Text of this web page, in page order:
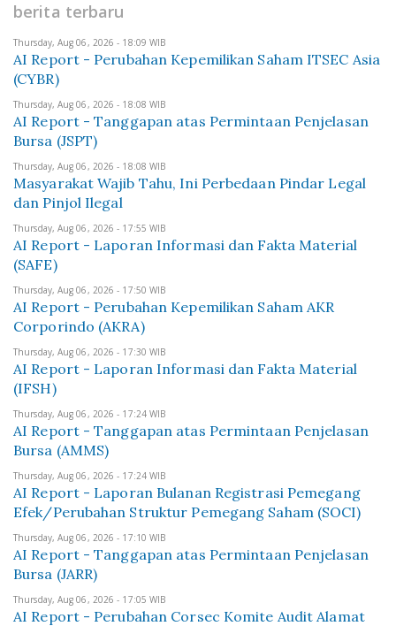
berita terbaru
Thursday, Aug 06, 2026 - 18:09 WIB
AI Report - Perubahan Kepemilikan Saham ITSEC Asia
(CYBR)
Thursday, Aug 06, 2026 - 18:08 WIB
AI Report - Tanggapan atas Permintaan Penjelasan
Bursa (JSPT)
Thursday, Aug 06, 2026 - 18:08 WIB
Masyarakat Wajib Tahu, Ini Perbedaan Pindar Legal
dan Pinjol Ilegal
Thursday, Aug 06, 2026 - 17:55 WIB
AI Report - Laporan Informasi dan Fakta Material
(SAFE)
Thursday, Aug 06, 2026 - 17:50 WIB
AI Report - Perubahan Kepemilikan Saham AKR
Corporindo (AKRA)
Thursday, Aug 06, 2026 - 17:30 WIB
AI Report - Laporan Informasi dan Fakta Material
(IFSH)
Thursday, Aug 06, 2026 - 17:24 WIB
AI Report - Tanggapan atas Permintaan Penjelasan
Bursa (AMMS)
Thursday, Aug 06, 2026 - 17:24 WIB
AI Report - Laporan Bulanan Registrasi Pemegang
Efek/Perubahan Struktur Pemegang Saham (SOCI)
Thursday, Aug 06, 2026 - 17:10 WIB
AI Report - Tanggapan atas Permintaan Penjelasan
Bursa (JARR)
Thursday, Aug 06, 2026 - 17:05 WIB
AI Report - Perubahan Corsec Komite Audit Alamat